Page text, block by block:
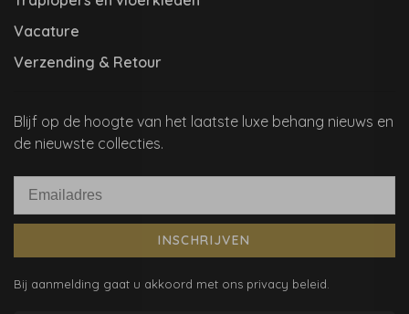
Vacature
Verzending & Retour
Blijf op de hoogte van het laatste luxe behang nieuws en
de nieuwste collecties.
INSCHRIJVEN
Bij aanmelding gaat u akkoord met ons privacy beleid.